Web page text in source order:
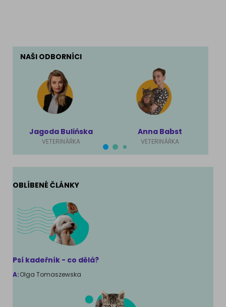
NAŠI ODBORNÍCI
Jagoda Bulińska
VETERINÁŘKA
Anna Babst
VETERINÁŘKA
OBLÍBENÉ ČLÁNKY
Psí kadeřník - co dělá?
A:Olga Tomaszewska